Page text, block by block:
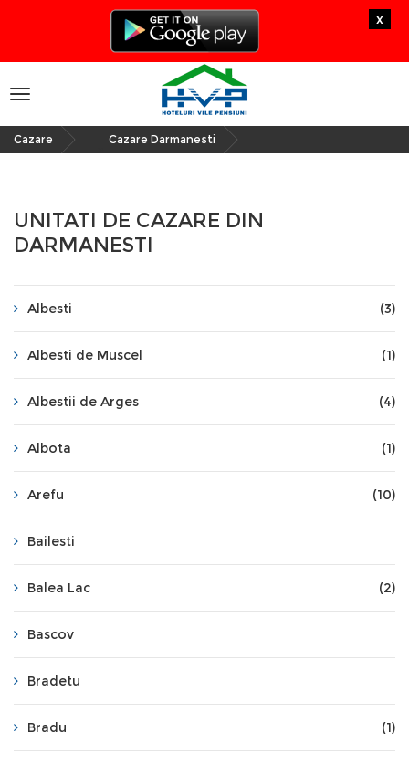
x
Toggle
navigation
Cazare Cazare Darmanesti
UNITATI DE CAZARE DIN
DARMANESTI
Albesti (3)
Albesti de Muscel (1)
Albestii de Arges (4)
Albota (1)
Arefu (10)
Bailesti
Balea Lac (2)
Bascov
Bradetu
Bradu (1)